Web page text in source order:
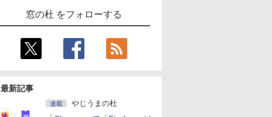
窓の杜 をフォローする
最新記事
連載 やじうまの杜